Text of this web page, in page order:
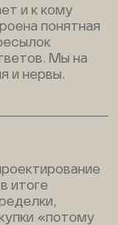
и к кому
понятная
Мы на
и нервы.
итоге
«потому